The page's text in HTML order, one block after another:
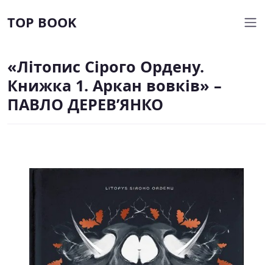
TOP BOOK
«Літопис Сірого Ордену.
Книжка 1. Аркан вовків» –
ПАВЛО ДЕРЕВ’ЯНКО